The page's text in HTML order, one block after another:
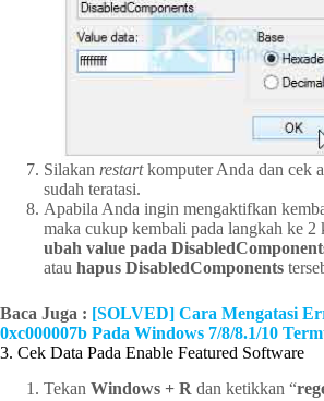
Silakan restartkomputer Anda dan cek
sudah teratasi.
Apabila Anda ingin mengaktifkan
maka cukup kembali pada langkah ke 2
ubah value pada
atau hapus DisabledComponents
Baca Juga : [SOLVED] Cara Mengatasi
0xc000007b Pada Windows 7/8/8.1/10
3. Cek Data Pada Enable Featured Software
Tekan Windows + R dan ketikkan “